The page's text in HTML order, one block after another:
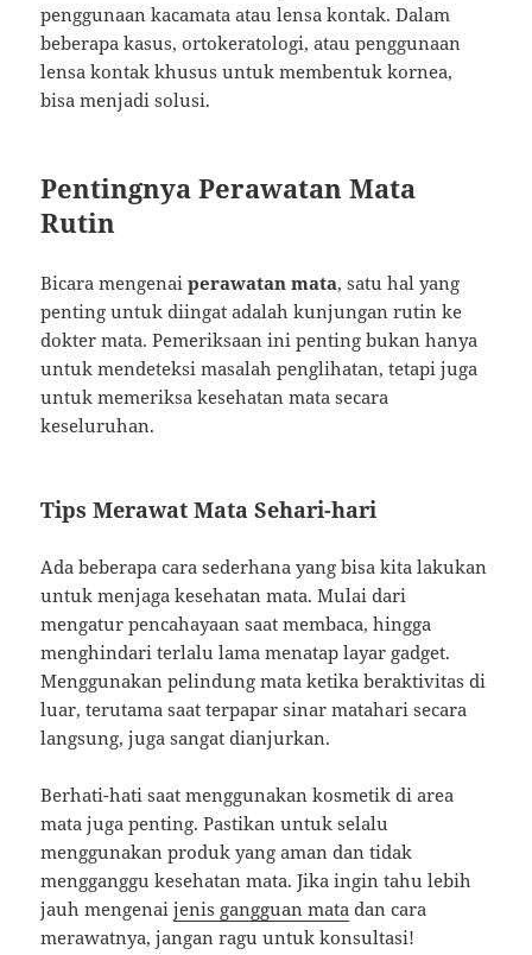
penggunaan kacamata atau lensa kontak. Dalam
beberapa kasus, ortokeratologi, atau penggunaan
lensa kontak khusus untuk membentuk kornea,
bisa menjadi solusi.
Pentingnya Perawatan Mata
Rutin
Bicara mengenaiperawatan mata, satu hal yang
penting untuk diingat adalah kunjungan rutin ke
dokter mata. Pemeriksaan ini penting bukan hanya
untuk mendeteksi masalah penglihatan, tetapi juga
untuk memeriksa kesehatan mata secara
keseluruhan.
Tips Merawat Mata Sehari-hari
Ada beberapa cara sederhana yang bisa kita lakukan
untuk menjaga kesehatan mata. Mulai dari
mengatur pencahayaan saat membaca, hingga
menghindari terlalu lama menatap layar gadget.
Menggunakan pelindung mata ketika beraktivitas di
luar, terutama saat terpapar sinar matahari secara
langsung, juga sangat dianjurkan.
Berhati-hati saat menggunakan kosmetik di area
mata juga penting. Pastikan untuk selalu
menggunakan produk yang aman dan tidak
mengganggu kesehatan mata. Jika ingin tahu lebih
jauh mengenaijenis gangguan mata dan cara
merawatnya, jangan ragu untuk konsultasi!